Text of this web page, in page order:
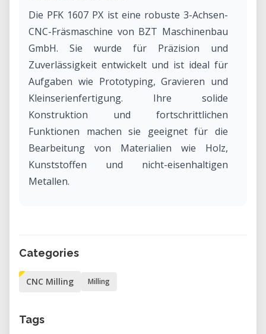
Die PFK 1607 PX ist eine robuste 3-Achsen-
CNC-Fräsmaschine von BZT Maschinenbau
GmbH. Sie wurde für Präzision und
Zuverlässigkeit entwickelt und ist ideal für
Aufgaben wie Prototyping, Gravieren und
Kleinserienfertigung. Ihre solide
Konstruktion und fortschrittlichen
Funktionen machen sie geeignet für die
Bearbeitung von Materialien wie Holz,
Kunststoffen und nicht-eisenhaltigen
Metallen.
Das Mieten der PFK 1607 PX über unser
CNC-Fräsekapazitäten ohne die
Prototypen entwickeln, benutzerdefinierte
Categories
CNC Milling Milling
Tags